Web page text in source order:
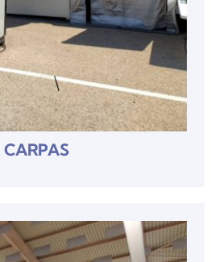
CARPAS